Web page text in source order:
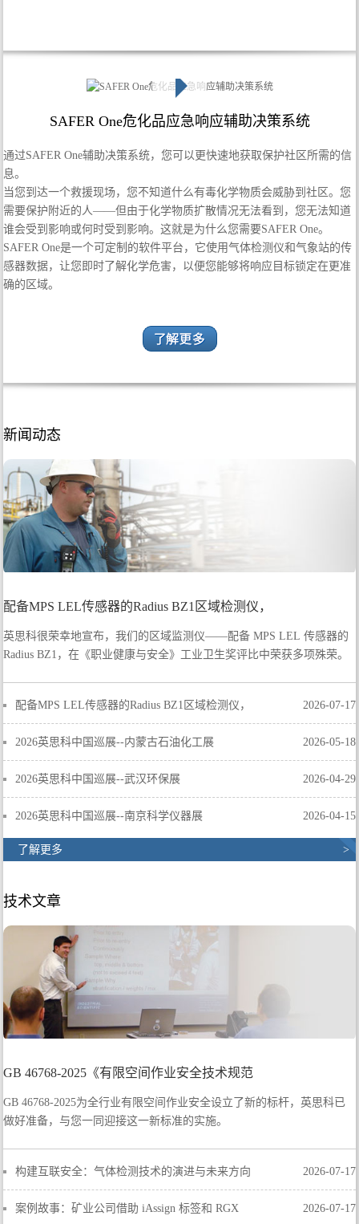
SAFER One危化品应急响应辅助决策系统
通过SAFER One辅助决策系统，您可以更快速地获取保护社区所需的信
息。
当您到达一个救援现场，您不知道什么有毒化学物质会威胁到社区。您
需要保护附近的人——但由于化学物质扩散情况无法看到，您无法知道
谁会受到影响或何时受到影响。这就是为什么您需要SAFER One。
SAFER One是一个可定制的软件平台，它使用气体检测仪和气象站的传
感器数据，让您即时了解化学危害，以便您能够将响应目标锁定在更准
确的区域。
新闻动态
配备MPS LEL传感器的Radius BZ1区域检测仪，
英思科很荣幸地宣布，我们的区域监测仪——配备 MPS LEL 传感器的
Radius BZ1，在《职业健康与安全》工业卫生奖评比中荣获多项殊荣。
2026-07-17
配备MPS LEL传感器的Radius BZ1区域检测仪，
2026-05-18
2026英思科中国巡展--内蒙古石油化工展
2026-04-29
2026英思科中国巡展--武汉环保展
2026-04-15
2026英思科中国巡展--南京科学仪器展
了解更多 >
技术文章
GB 46768-2025《有限空间作业安全技术规范
GB 46768-2025为全行业有限空间作业安全设立了新的标杆，英思科已
做好准备，与您一同迎接这一新标准的实施。
2026-07-17
构建互联安全：气体检测技术的演进与未来方向
2026-07-17
案例故事：矿业公司借助 iAssign 标签和 RGX